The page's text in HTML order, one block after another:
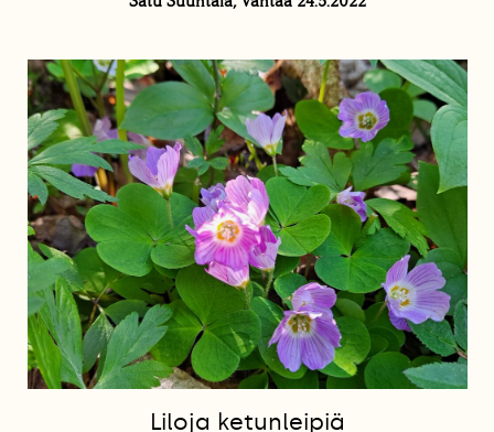
Liloja ketunleipiä